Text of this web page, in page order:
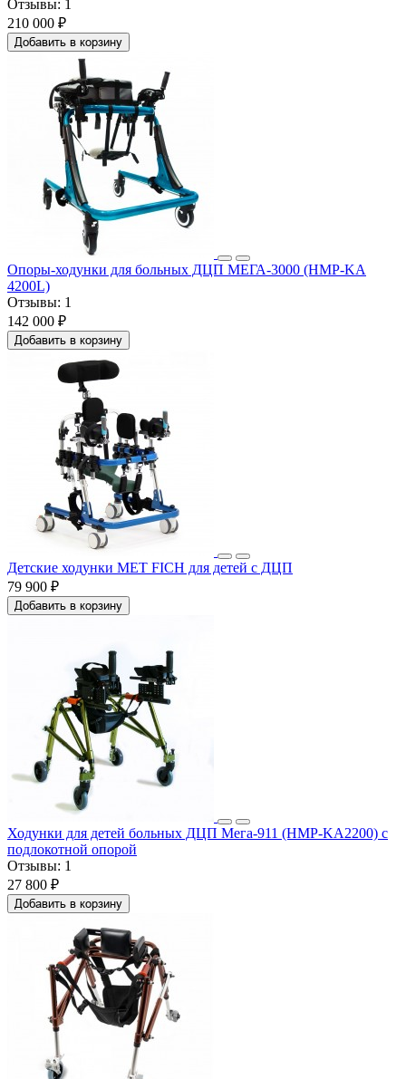
Отзывы: 1
210 000 ₽
Добавить в корзину
Опоры-ходунки для больных ДЦП МЕГА-3000 (HMP-KA
4200L)
Отзывы: 1
142 000 ₽
Добавить в корзину
Детские ходунки MET FICH для детей с ДЦП
79 900 ₽
Добавить в корзину
Ходунки для детей больных ДЦП Мега-911 (HMP-KA2200) с
подлокотной опорой
Отзывы: 1
27 800 ₽
Добавить в корзину